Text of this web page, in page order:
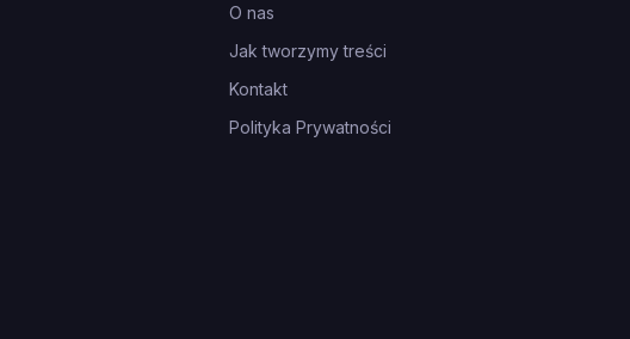
O nas
Jak tworzymy treści
Kontakt
Polityka Prywatności